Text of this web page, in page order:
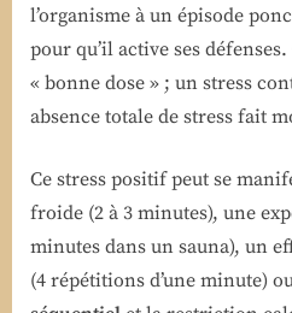
l’organisme à un épisode
pour qu’il active ses
« bonne dose » ; un stress
absence totale de stress fait
Ce stress positif peut se
froide (2 à 3 minutes), une
minutes dans un sauna), un
(4 répétitions d’une minute)